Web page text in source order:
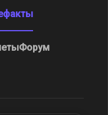
Форум